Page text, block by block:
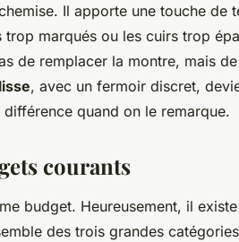
Il apporte une touche de
marqués ou les cuirs trop
de remplacer la montre, mais de
, avec un fermoir discret,
quand on le remarque.
courants
budget. Heureusement, il
des trois grandes catégories